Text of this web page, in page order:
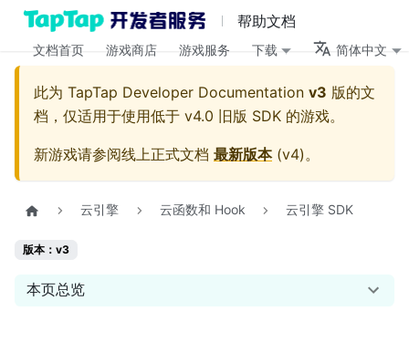
帮助文档
文档首页 游戏商店 游戏服务 下载 简体中文
此为 TapTap Developer Documentation v3 版的文
档，仅适用于使用低于 v4.0 旧版 SDK 的游戏。
新游戏请参阅线上正式文档 最新版本(v4)。
云引擎 云函数和 Hook 云引擎 SDK
版本：v3
本页总览